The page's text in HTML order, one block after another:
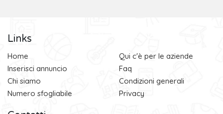
Links
Home
Inserisci annuncio
Chi siamo
Numero sfogliabile
Qui c'è per le aziende
Faq
Condizioni generali
Privacy